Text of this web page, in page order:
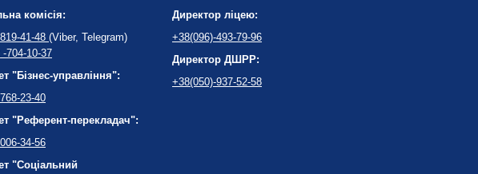
комісія:
41-48 (Viber, Telegram)
704-10-37
"Бізнес-управління":
23-40
"Референт-перекладач":
34-56
"Соціальний
Директор ліцею:
+38(096)-493-79-96
Директор ДШРР:
+38(050)-937-52-58